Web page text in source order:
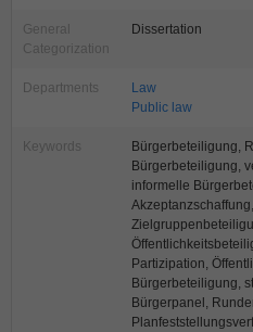
General
Categorization
Dissertation
Departments
Law
Public law
Keywords
Bürgerbeteiligung,
Bürgerbeteiligung,
informelle
Partizipation,
Bürgerbeteiligung,
Bürgerpanel,